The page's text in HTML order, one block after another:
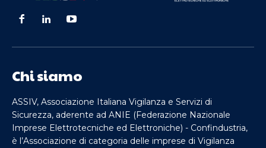
Chi siamo
ASSIV, Associazione Italiana Vigilanza e Servizi di
Sicurezza, aderente ad ANIE (Federazione Nazionale
Imprese Elettrotecniche ed Elettroniche) - Confindustria,
è l’Associazione di categoria delle imprese di Vigilanza